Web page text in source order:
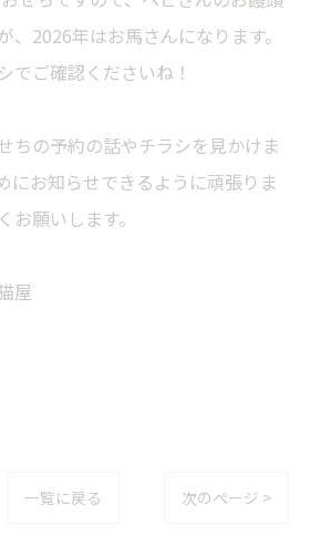
、2026年はお馬さんになります。
でご確認くださいね！
ちの予約の話やチラシを見かけま
にお知らせできるように頑張りま
お願いします。
屋
一覧に戻る 次のページ >